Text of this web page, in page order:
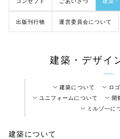
出版刊行物 運営委員会について
建築・デザイ
建築について
ロ
ユニフォームについて
開
ミルゾ―に
建築について